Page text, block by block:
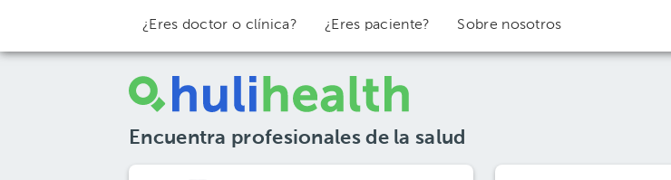
¿Eres doctor o clínica? ¿Eres paciente? Sobre nosotros
Encuentra profesionales de la salud